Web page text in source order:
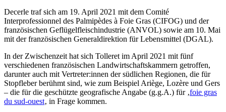
Decerle traf sich am 19. April 2021 mit dem Comité
Interprofessionnel des Palmipèdes à Foie Gras (CIFOG) und der
französischen Geflügelfleischindustrie (ANVOL) sowie am 10. Mai
mit der französischen Generaldirektion für Lebensmittel (DGAL).
In der Zwischenzeit hat sich Tolleret im April 2021 mit fünf
verschiedenen französischen Landwirtschaftskammern getroffen,
darunter auch mit Vertreter:innen der südlichen Regionen, die für
Stopfleber berühmt sind, wie zum Beispiel Ariège, Lozère und Gers
– die für die geschützte geografische Angabe (g.g.A.) für ‚foie gras
du sud-ouest‚ in Frage kommen.